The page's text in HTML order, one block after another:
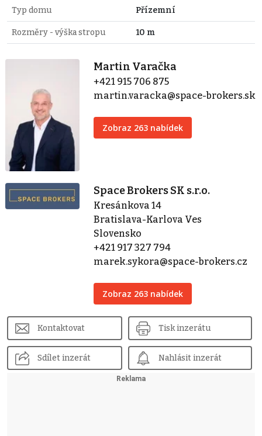
Typ domu Přízemní
Rozměry - výška stropu 10 m
Martin Varačka
+421 915 706 875
martin.varacka@space-brokers.sk
Zobraz 263 nabídek
Space Brokers SK s.r.o.
Kresánkova 14
Bratislava-Karlova Ves
Slovensko
+421 917 327 794
marek.sykora@space-brokers.cz
Zobraz 263 nabídek
Kontaktovat Tisk inzerátu
Sdílet inzerát Nahlásit inzerát